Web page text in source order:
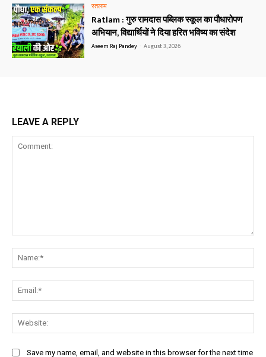
रतलाम
Ratlam : गुरु रामदास पब्लिक स्कूल का पौधारोपण
अभियान, विद्यार्थियों ने दिया हरित भविष्य का संदेश
Aseem Raj Pandey - August 3, 2026
LEAVE A REPLY
Save my name, email, and website in this browser for the next time